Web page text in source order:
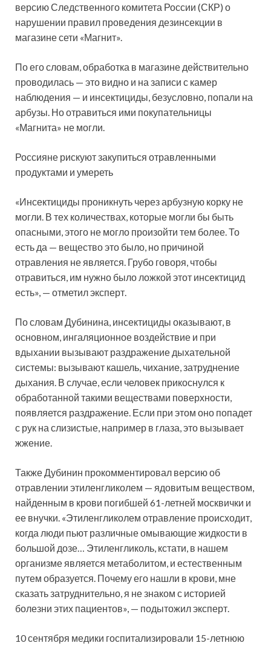
версию Следственного комитета России (СКР) о
нарушении правил проведения дезинсекции в
магазине сети «Магнит».
По его словам, обработка в магазине действительно
проводилась — это видно и на записи с камер
наблюдения — и инсектициды, безусловно, попали на
арбузы. Но отравиться ими покупательницы
«Магнита» не могли.
Россияне рискуют закупиться отравленными
продуктами и умереть
«Инсектициды проникнуть через арбузную корку не
могли. В тех количествах, которые могли бы быть
опасными, этого не могло произойти тем более. То
есть да — вещество это было, но причиной
отравления не является. Грубо говоря, чтобы
отравиться, им нужно было ложкой этот инсектицид
есть», — отметил эксперт.
По словам Дубинина, инсектициды оказывают, в
основном, ингаляционное воздействие и при
вдыхании вызывают раздражение дыхательной
системы: вызывают кашель, чихание, затруднение
дыхания. В случае, если человек прикоснулся к
обработанной такими веществами поверхности,
появляется раздражение. Если при этом оно попадет
с рук на слизистые, например в глаза, это вызывает
жжение.
Также Дубинин прокомментировал версию об
отравлении этиленгликолем — ядовитым веществом,
найденным в крови погибшей 61-летней москвички и
ее внучки. «Этиленгликолем отравление происходит,
когда люди пьют различные омывающие жидкости в
большой дозе… Этиленгликоль, кстати, в нашем
организме является метаболитом, и естественным
путем образуется. Почему его нашли в крови, мне
сказать затруднительно, я не знаком с историей
болезни этих пациентов», — подытожил эксперт.
10 сентября медики госпитализировали 15-летнюю